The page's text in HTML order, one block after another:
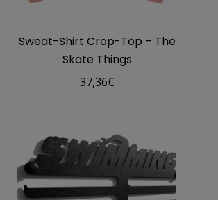
Sweat-Shirt Crop-Top – The
Skate Things
37,36€